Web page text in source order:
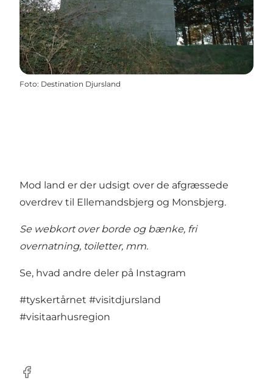
Foto: Destination Djursland
Mod land er der udsigt over de afgræssede
overdrev til Ellemandsbjerg og Monsbjerg.
Se webkort over borde og bænke, fri
overnatning, toiletter, mm.
Se, hvad andre deler på Instagram
#tyskertårnet #visitdjursland
#visitaarhusregion